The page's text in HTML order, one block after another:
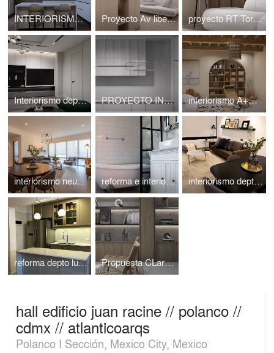
INTERIORISMO T+L PARQUES POLOANCO atlanticoarqs Proyecto Av libertador , Palermo // buenos aires // argentina// proyecto RT Torre Central Park , Bosque real // Mexico
Interiorismo depart. le Park ,buenos aires atlanticoarqs PROYECTO INTERIORISMO AVIVIA , BREAL , MEXICO // ATLANTICO ARQS interiorismo A+S// aldea zama tulum // ATLANTICOARQS
interiorismo neuchatel // polanco // cdmx // atlanticoarqs reforma e interiorismo depto san telmo // buenos aires // atlanticoarqs interiorismo depto neuchatel // polanco // cdmx / atlanticoarqs
reforma depto luis maria campos // belgrano// buenos aires // atlanticoarqs Propuesta CLark , en departamento torre avivia ,atlanticoarqs
hall edificio juan racine // polanco //
cdmx // atlanticoarqs
Polanco I Sección, Mexico City, Mexico